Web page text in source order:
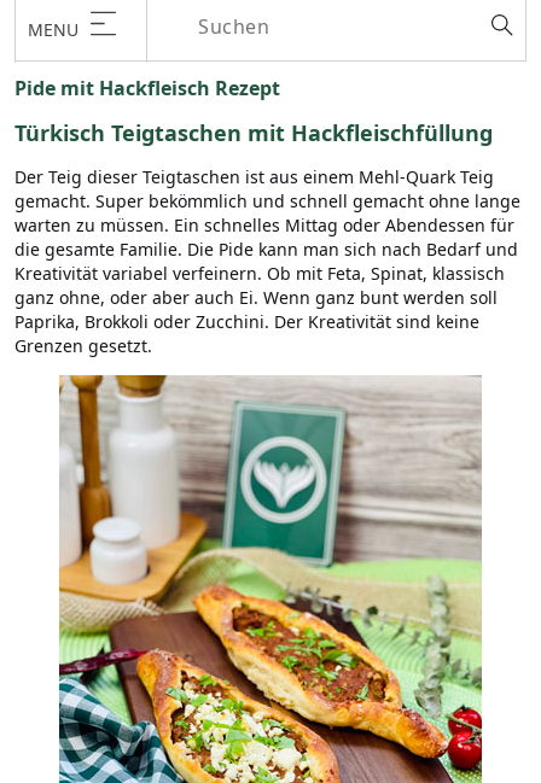
MENU
Pide mit Hackfleisch Rezept
Türkisch Teigtaschen mit Hackfleischfüllung
Der Teig dieser Teigtaschen ist aus einem Mehl-Quark Teig
gemacht. Super bekömmlich und schnell gemacht ohne lange
warten zu müssen. Ein schnelles Mittag oder Abendessen für
die gesamte Familie. Die Pide kann man sich nach Bedarf und
Kreativität variabel verfeinern. Ob mit Feta, Spinat, klassisch
ganz ohne, oder aber auch Ei. Wenn ganz bunt werden soll
Paprika, Brokkoli oder Zucchini. Der Kreativität sind keine
Grenzen gesetzt.